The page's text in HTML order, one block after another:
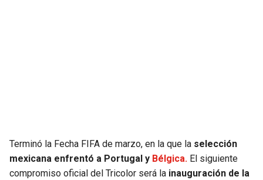
Terminó la Fecha FIFA de marzo, en la que la selección
mexicana enfrentó a Portugal y Bélgica. El siguiente
compromiso oficial del Tricolor será la inauguración de la